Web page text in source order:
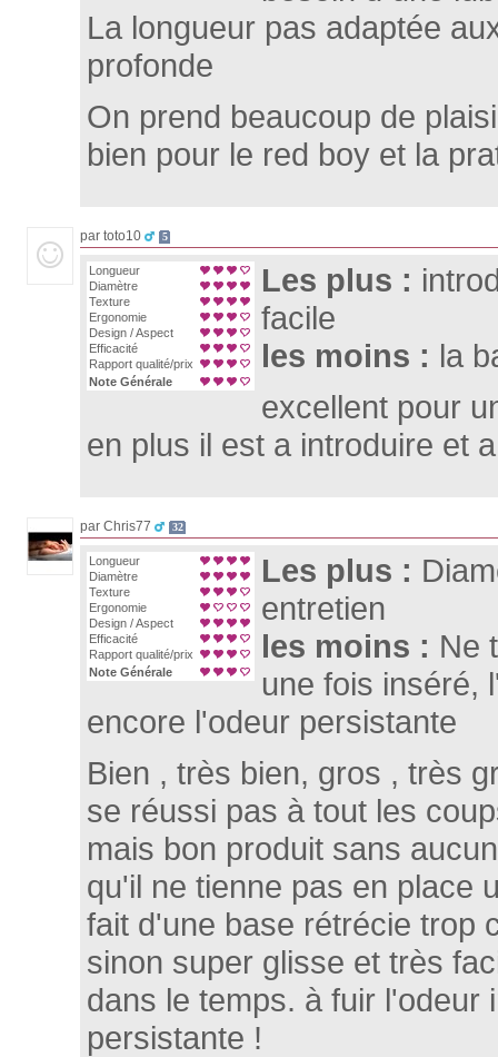
La longueur pas adaptée
profonde
On prend beaucoup de
bien pour le red boy et la
par toto10 5
Longueur
Diamètre
Texture
Ergonomie
Design / Aspect
Efficacité
Rapport qualité/prix
Note Générale
Les plus :
facile
les moins : la
excellent pour
en plus il est a introduire et
par Chris77 32
Longueur
Diamètre
Texture
Ergonomie
Design / Aspect
Efficacité
Rapport qualité/prix
Note Générale
Les plus :
entretien
les moins : Ne
une fois inséré,
encore l'odeur persistante
Bien , très bien, gros , très
se réussi pas à tout les
mais bon produit sans
qu'il ne tienne pas en place
fait d'une base rétrécie trop
sinon super glisse et très
dans le temps. à fuir l'odeur
persistante !